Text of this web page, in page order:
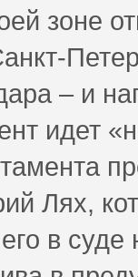
зоне
– и
идет
Лях,
в